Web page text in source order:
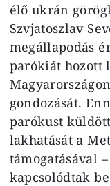
élő ukrán
Szvjatoszlav
megállapodás
parókiát hozott
gondozását.
parókust
lakhatását a
támogatásával
kapcsolódtak